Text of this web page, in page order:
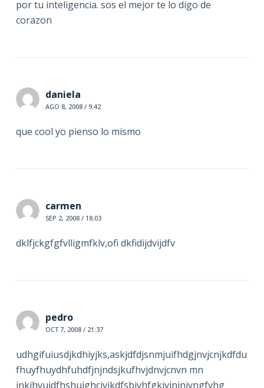
por tu inteligencia. sos el mejor te lo digo de
corazon
daniela
AGO 8, 2008 / 9:42
que cool yo pienso lo mismo
carmen
SEP 2, 2008 / 18:03
dklfjckgfgfvlligmfklv,ofi dkfidijdvijdfv
pedro
OCT 7, 2008 / 21:37
udhgifuiusdjkdhiyjks,askjdfdjsnmjuifhdgjnvjcnjkdfdu
fhuyfhuydhfuhdfjnjndsjkufhvjdnvjcnvn mn
jnkjhvujdfhshuighcjvjkdfsbjvhfgkjvjnjnjvngfvhg